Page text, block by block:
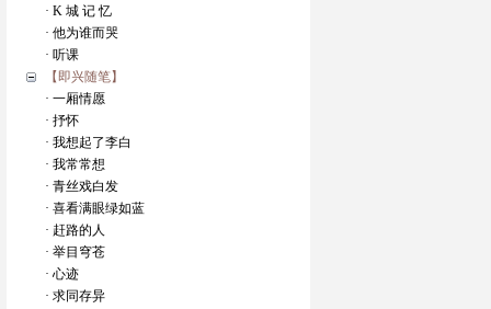
· K 城 记 忆
· 他为谁而哭
· 听课
【即兴随笔】
· 一厢情愿
· 抒怀
· 我想起了李白
· 我常常想
· 青丝戏白发
· 喜看满眼绿如蓝
· 赶路的人
· 举目穹苍
· 心迹
· 求同存异